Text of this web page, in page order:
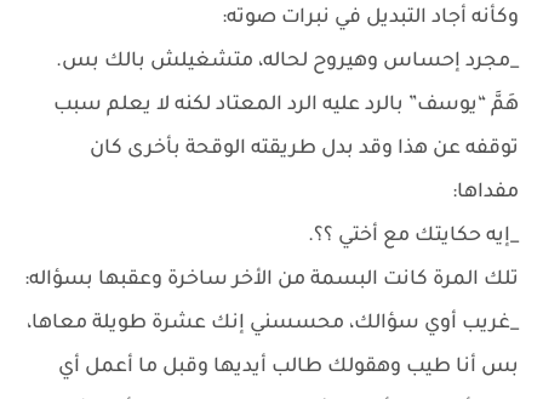
وكأنه أجاد التبديل في نبرات صوته:
_مجرد إحساس وهيروح لحاله، متشغيلش بالك بس.
هَمَّ “يوسف” بالرد عليه الرد المعتاد لكنه لا يعلم سبب
توقفه عن هذا وقد بدل طريقته الوقحة بأخرى كان
مفداها:
_إيه حكايتك مع أختي ؟؟.
تلك المرة كانت البسمة من الأخر ساخرة وعقبها بسؤاله:
_غريب أوي سؤالك، محسسني إنك عشرة طويلة معاها،
بس أنا طيب وهقولك طالب أيديها وقبل ما أعمل أي